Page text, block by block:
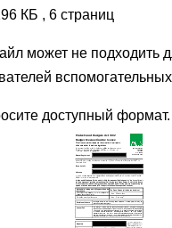
КБ , 6 страниц
может не подходить
доступный формат.